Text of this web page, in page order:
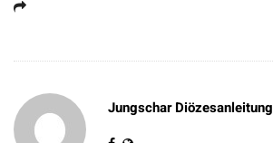
Jungschar Diözesanleitung